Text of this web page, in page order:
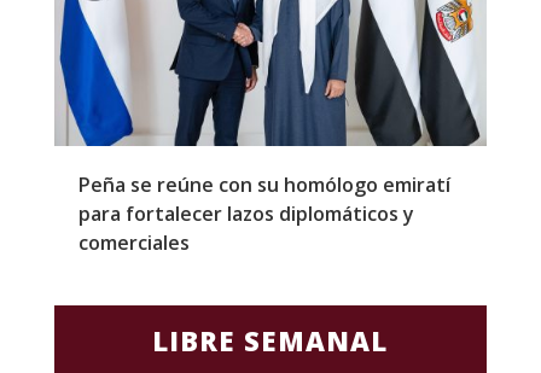
Peña se reúne con su homólogo emiratí
para fortalecer lazos diplomáticos y
comerciales
LIBRE SEMANAL